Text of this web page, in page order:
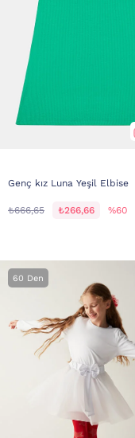
Genç kız Luna Yeşil Elbise
₺666,65 ₺266,66 %60
60 Den